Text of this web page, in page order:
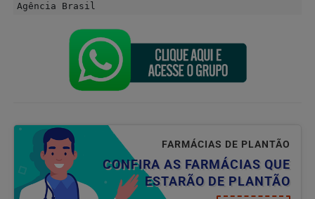
Agência Brasil
FARMÁCIAS DE PLANTÃO
CONFIRA AS FARMÁCIAS QUE
ESTARÃO DE PLANTÃO